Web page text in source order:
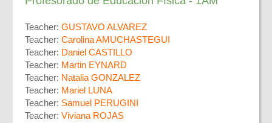
Teacher: GUSTAVO ALVAREZ
Teacher: Carolina AMUCHASTEGUI
Teacher: Daniel CASTILLO
Teacher: Martin EYNARD
Teacher: Natalia GONZALEZ
Teacher: Mariel LUNA
Teacher: Samuel PERUGINI
Teacher: Viviana ROJAS